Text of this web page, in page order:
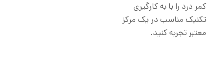
کمر درد را با به کارگیری
تکنیک مناسب در یک مرکز
معتبر تجربه کنید.